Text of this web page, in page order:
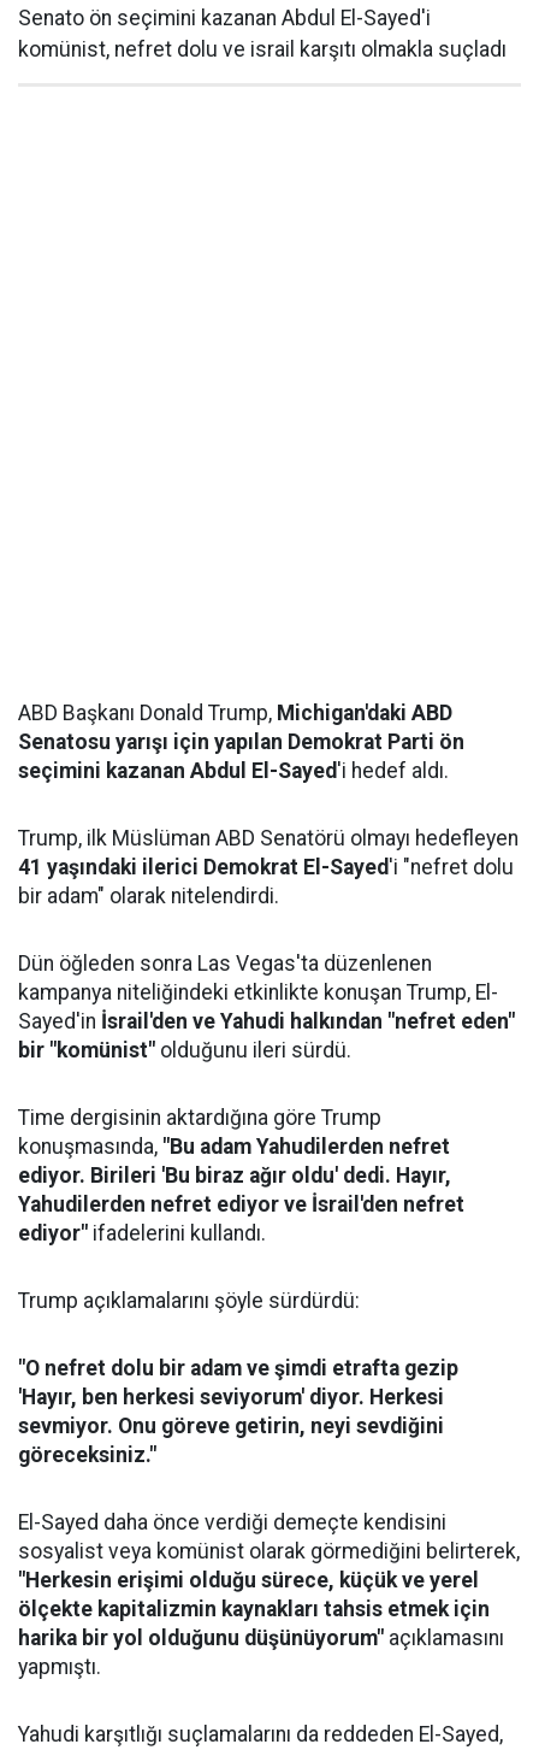
Senato ön seçimini kazanan Abdul El-Sayed'i
komünist, nefret dolu ve israil karşıtı olmakla suçladı
ABD Başkanı Donald Trump, Michigan'daki ABD
Senatosu yarışı için yapılan Demokrat Parti ön
seçimini kazanan Abdul El-Sayed'i hedef aldı.
Trump, ilk Müslüman ABD Senatörü olmayı hedefleyen
41 yaşındaki ilerici Demokrat El-Sayed'i "nefret dolu
bir adam" olarak nitelendirdi.
Dün öğleden sonra Las Vegas'ta düzenlenen
kampanya niteliğindeki etkinlikte konuşan Trump, El-
Sayed'in İsrail'den ve Yahudi halkından "nefret eden"
bir "komünist" olduğunu ileri sürdü.
Time dergisinin aktardığına göre Trump
konuşmasında, "Bu adam Yahudilerden nefret
ediyor. Birileri 'Bu biraz ağır oldu' dedi. Hayır,
Yahudilerden nefret ediyor ve İsrail'den nefret
ediyor" ifadelerini kullandı.
Trump açıklamalarını şöyle sürdürdü:
"O nefret dolu bir adam ve şimdi etrafta gezip
'Hayır, ben herkesi seviyorum' diyor. Herkesi
sevmiyor. Onu göreve getirin, neyi sevdiğini
göreceksiniz."
El-Sayed daha önce verdiği demeçte kendisini
sosyalist veya komünist olarak görmediğini belirterek,
"Herkesin erişimi olduğu sürece, küçük ve yerel
ölçekte kapitalizmin kaynakları tahsis etmek için
harika bir yol olduğunu düşünüyorum" açıklamasını
yapmıştı.
Yahudi karşıtlığı suçlamalarını da reddeden El-Sayed,